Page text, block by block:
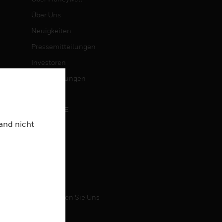
Über Uns
Neuigkeiten
Pressemitteilungen
Investoren
Veranstaltungen
KARRIERE
Karriere
Kontaktieren Sie Uns
nicht